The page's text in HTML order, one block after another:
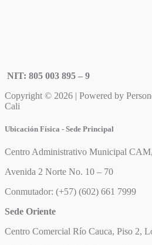
NIT: 805 003 895 – 9
Copyright © 2026 | Powered by
Cali
Ubicación Física - Sede Principal
Centro Administrativo Municipal
Avenida 2 Norte No. 10 – 70
Conmutador: (+57) (602) 661 7999
Sede Oriente
Centro Comercial Río Cauca, Piso 2,